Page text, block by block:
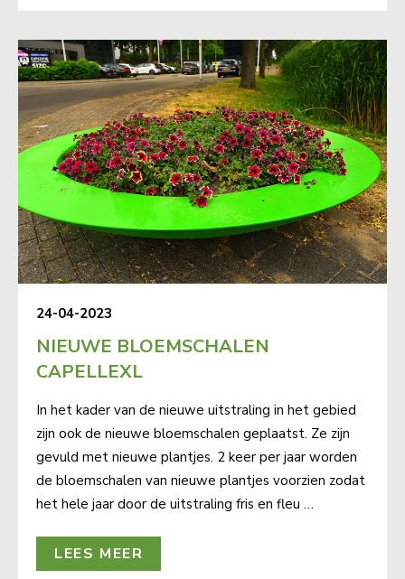
24-04-2023
NIEUWE BLOEMSCHALEN
CAPELLEXL
In het kader van de nieuwe uitstraling in het gebied
zijn ook de nieuwe bloemschalen geplaatst. Ze zijn
gevuld met nieuwe plantjes. 2 keer per jaar worden
de bloemschalen van nieuwe plantjes voorzien zodat
het hele jaar door de uitstraling fris en fleu …
LEES MEER